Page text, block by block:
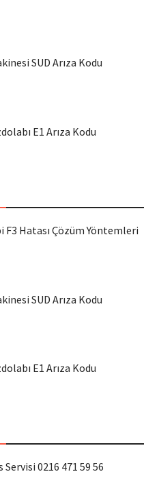
SUD Arıza Kodu
E1 Arıza Kodu
F3 Hatası Çözüm Yöntemleri
SUD Arıza Kodu
E1 Arıza Kodu
Servisi 0216 471 59 56